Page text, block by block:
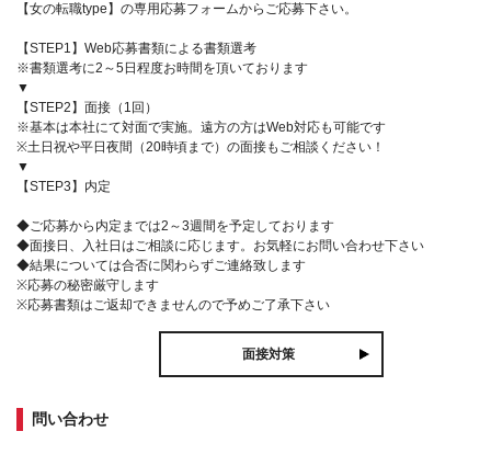
【女の転職type】の専用応募フォームからご応募下さい。
【STEP1】Web応募書類による書類選考
※書類選考に2～5日程度お時間を頂いております
▼
【STEP2】面接（1回）
※基本は本社にて対面で実施。遠方の方はWeb対応も可能です
※土日祝や平日夜間（20時頃まで）の面接もご相談ください！
▼
【STEP3】内定
◆ご応募から内定までは2～3週間を予定しております
◆面接日、入社日はご相談に応じます。お気軽にお問い合わせ下さい
◆結果については合否に関わらずご連絡致します
※応募の秘密厳守します
※応募書類はご返却できませんので予めご了承下さい
面接対策
問い合わせ